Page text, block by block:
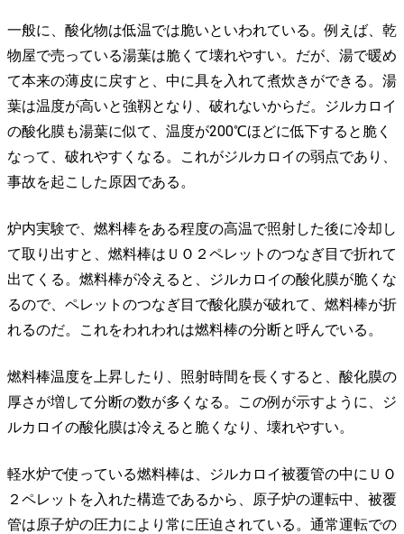
一般に、酸化物は低温では脆いといわれている。例えば、乾
物屋で売っている湯葉は脆くて壊れやすい。だが、湯で暖め
て本来の薄皮に戻すと、中に具を入れて煮炊きができる。湯
葉は温度が高いと強靱となり、破れないからだ。ジルカロイ
の酸化膜も湯葉に似て、温度が200℃ほどに低下すると脆く
なって、破れやすくなる。これがジルカロイの弱点であり、
事故を起こした原因である。
炉内実験で、燃料棒をある程度の高温で照射した後に冷却し
て取り出すと、燃料棒はＵＯ２ペレットのつなぎ目で折れて
出てくる。燃料棒が冷えると、ジルカロイの酸化膜が脆くな
るので、ペレットのつなぎ目で酸化膜が破れて、燃料棒が折
れるのだ。これをわれわれは燃料棒の分断と呼んでいる。
燃料棒温度を上昇したり、照射時間を長くすると、酸化膜の
厚さが増して分断の数が多くなる。この例が示すように、ジ
ルカロイの酸化膜は冷えると脆くなり、壊れやすい。
軽水炉で使っている燃料棒は、ジルカロイ被覆管の中にＵＯ
２ペレットを入れた構造であるから、原子炉の運転中、被覆
管は原子炉の圧力により常に圧迫されている。通常運転での